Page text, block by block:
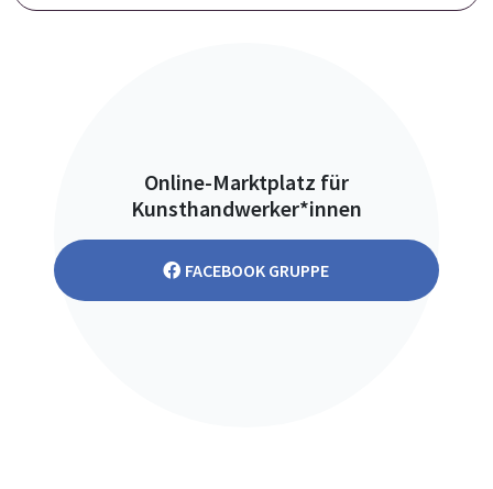
Online-Marktplatz für
Kunsthandwerker*innen
FACEBOOK GRUPPE